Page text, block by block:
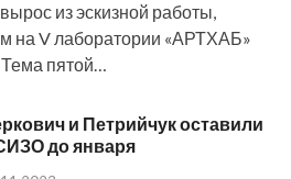
из эскизной работы,
на V лаборатории «АРТХАБ»
пятой…
и Петрийчук оставили
до января